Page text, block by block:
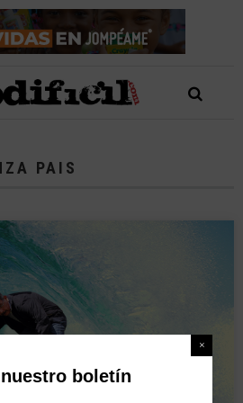
PAIS
boletín